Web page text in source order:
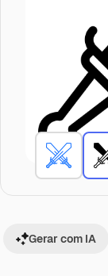
Gerar com IA